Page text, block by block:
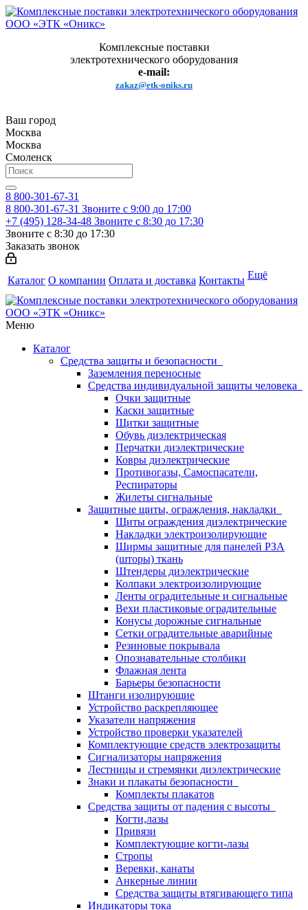
Комплексные поставки
электротехнического оборудования
e-mail:
zakaz@etk-oniks.ru
Ваш город
Москва
Москва
Смоленск
8 800-301-67-31
8 800-301-67-31 Звоните с 9:00 до 17:00
+7 (495) 128-34-48 Звоните с 8:30 до 17:30
Звоните с 8:30 до 17:30
Заказать звонок
Каталог О компании Оплата и доставка Контакты Ещё
Меню
Каталог
Средства защиты и безопасности
Заземления переносные
Средства индивидуальной защиты человека
Очки защитные
Каски защитные
Щитки защитные
Обувь диэлектрическая
Перчатки диэлектрические
Ковры диэлектрические
Противогазы, Самоспасатели,
Респираторы
Жилеты сигнальные
Защитные щиты, ограждения, накладки
Щиты ограждения диэлектрические
Накладки электроизолирующие
Ширмы защитные для панелей РЗА
(шторы) ткань
Штендеры диэлектрические
Колпаки электроизолирующие
Ленты оградительные и сигнальные
Вехи пластиковые оградительные
Конусы дорожные сигнальные
Сетки оградительные аварийные
Резиновые покрывала
Опознавательные столбики
Флажная лента
Барьеры безопасности
Штанги изолирующие
Устройство раскрепляющее
Указатели напряжения
Устройство проверки указателей
Комплектующие средств электрозащиты
Сигнализаторы напряжения
Лестницы и стремянки диэлектрические
Знаки и плакаты безопасности
Комплекты плакатов
Средства защиты от падения с высоты
Когти,лазы
Привязи
Комплектующие когти-лазы
Стропы
Веревки, канаты
Анкерные линии
Средства защиты втягивающего типа
Индикаторы тока